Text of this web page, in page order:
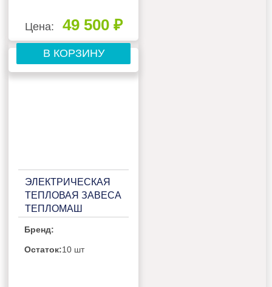
Цена: 49 500 ₽
В КОРЗИНУ
ЭЛЕКТРИЧЕСКАЯ
ТЕПЛОВАЯ ЗАВЕСА
ТЕПЛОМАШ
Бренд:
Остаток:10 шт